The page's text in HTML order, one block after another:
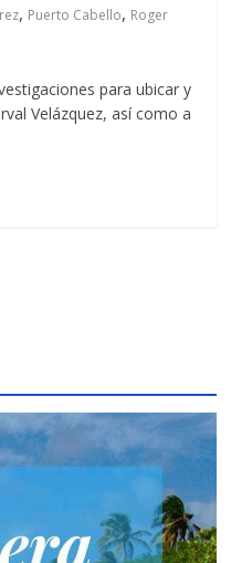
, Puerto Cabello, Roger
para ubicar y
Velázquez, así como a